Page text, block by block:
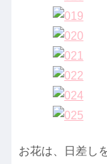
お花は、日差し